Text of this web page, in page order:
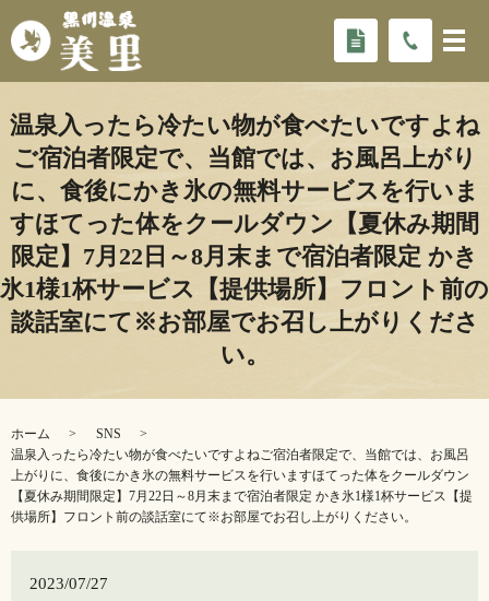
温泉入ったら冷たい物が食べたいですよね
ご宿泊者限定で、当館では、お風呂上がり
に、食後にかき氷の無料サービスを行いま
す️ほてった体をクールダウン【夏休み期間
限定】7月22日～8月末まで宿泊者限定 かき
氷1様1杯サービス【提供場所】フロント前の
談話室にて※お部屋でお召し上がりくださ
い。
ホーム
SNS
温泉入ったら冷たい物が食べたいですよねご宿泊者限定で、当館では、お風呂
上がりに、食後にかき氷の無料サービスを行います️ほてった体をクールダウン
【夏休み期間限定】7月22日～8月末まで宿泊者限定 かき氷1様1杯サービス【提
供場所】フロント前の談話室にて※お部屋でお召し上がりください。
2023/07/27